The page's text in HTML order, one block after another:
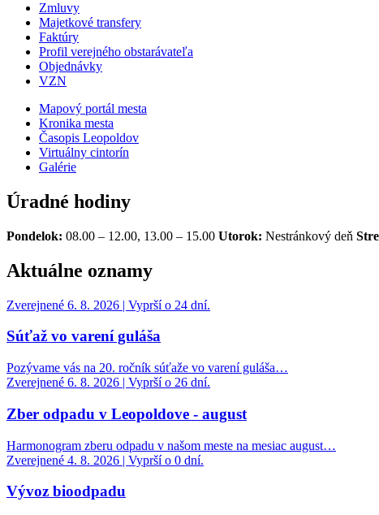
Zmluvy
Majetkové transfery
Faktúry
Profil verejného obstarávateľa
Objednávky
VZN
Mapový portál mesta
Kronika mesta
Časopis Leopoldov
Virtuálny cintorín
Galérie
Úradné hodiny
Pondelok: 08.00 – 12.00, 13.00 – 15.00 Utorok: Nestránkový deň
Aktuálne oznamy
Zverejnené 6. 8. 2026 | Vyprší o 24 dní.
Súťaž vo varení guláša
Pozývame vás na 20. ročník súťaže vo varení guláša…
Zverejnené 6. 8. 2026 | Vyprší o 26 dní.
Zber odpadu v Leopoldove - august
Harmonogram zberu odpadu v našom meste na mesiac august…
Zverejnené 4. 8. 2026 | Vyprší o 0 dní.
Vývoz bioodpadu